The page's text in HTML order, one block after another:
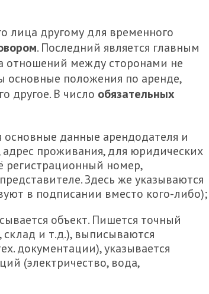
лица другому для временного
. Последний является главным
отношений между сторонами не
основные положения по аренде,
другое. В число обязательных
основные данные арендодателя и
проживания, для юридических
регистрационный номер,
Здесь же указываются
в подписании вместо кого-либо);
объект. Пишется точный
и т.д.), выписываются
документации), указывается
(электричество, вода,